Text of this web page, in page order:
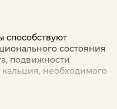
способствуют
состояния
подвижности
необходимого